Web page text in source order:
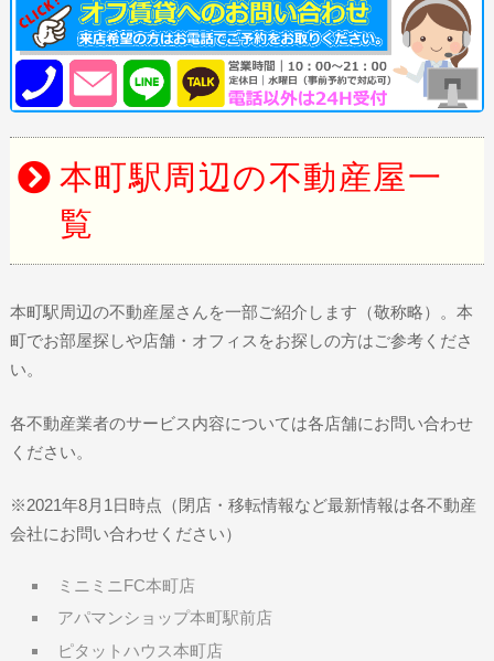
本町駅周辺の不動産屋一
覧
本町駅周辺の不動産屋さんを一部ご紹介します（敬称略）。本
町でお部屋探しや店舗・オフィスをお探しの方はご参考くださ
い。
各不動産業者のサービス内容については各店舗にお問い合わせ
ください。
※2021年8月1日時点（閉店・移転情報など最新情報は各不動産
会社にお問い合わせください）
ミニミニFC本町店
アパマンショップ本町駅前店
ピタットハウス本町店